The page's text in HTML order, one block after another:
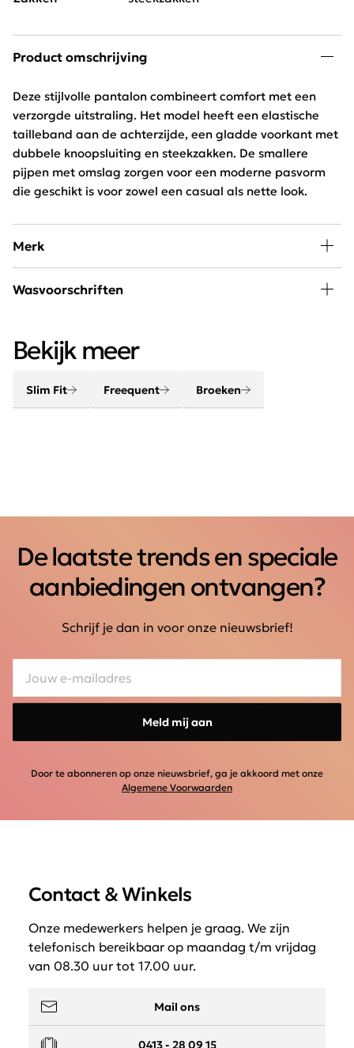
Product omschrijving
Deze stijlvolle pantalon combineert comfort met een
verzorgde uitstraling. Het model heeft een elastische
tailleband aan de achterzijde, een gladde voorkant met
dubbele knoopsluiting en steekzakken. De smallere
pijpen met omslag zorgen voor een moderne pasvorm
die geschikt is voor zowel een casual als nette look.
Merk
Mode, passie en creativiteit staan centraal bij
chique, elegant, stoer en helemaal van deze tijd.
Wasvoorschriften
Bekijk meer
Slim Fit Freequent Broeken
De laatste trends en speciale
aanbiedingen ontvangen?
Schrijf je dan in voor onze nieuwsbrief!
Meld mij aan
Door te abonneren op onze nieuwsbrief, ga je akkoord met onze
Algemene Voorwaarden
Contact & Winkels
Onze medewerkers helpen je graag. We zijn
telefonisch bereikbaar op maandag t/m vrijdag
van 08.30 uur tot 17.00 uur.
Mail ons
0413 - 28 09 15